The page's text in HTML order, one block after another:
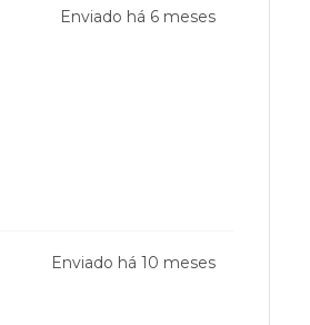
Enviado há 6 meses
Enviado há 10 meses